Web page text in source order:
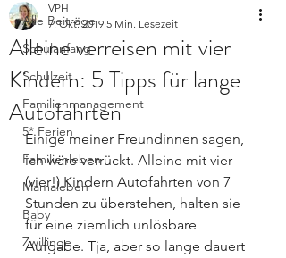
Alle Beiträge
Schulanfang
Schulzeit
Familienmanagement
5* Ferien
Familienleben
Mamaleben
Baby
Zwillinge
Alleine verreisen mit vier
Kindern: 5 Tipps für lange
Autofahrten
VPH
7. Okt. 2019 5 Min. Lesezeit
Einige meiner Freundinnen sagen,
ich wäre verrückt. Alleine mit vier
(vier!) Kindern Autofahrten von 7
Stunden zu überstehen, halten sie
für eine ziemlich unlösbare
Aufgabe. Tja, aber so lange dauert